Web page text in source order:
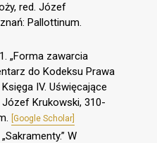
red. Józef
Pallottinum.
„Forma zawarcia
do Kodeksu Prawa
IV. Uświęcające
Józef Krukowski, 310-
[Google Scholar]
W